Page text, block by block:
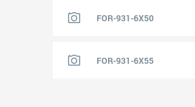
FOR-931-6X50
FOR-931-6X55